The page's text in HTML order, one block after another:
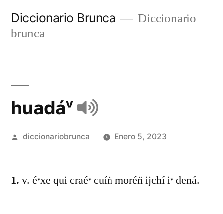
Diccionario Brunca
Diccionario
brunca
huadáᵛ
diccionariobrunca Enero 5, 2023
1. v. éᵛxe qui craéᵛ cuín̈ morén̈ ijchí iᵛ dená.